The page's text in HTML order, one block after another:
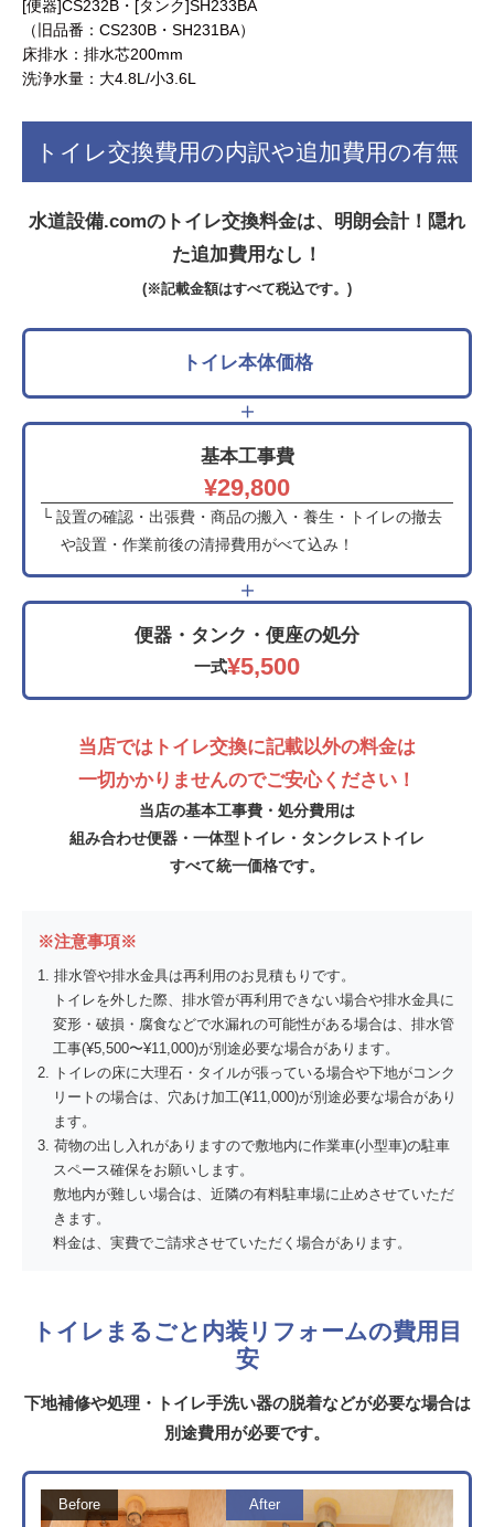
[便器]CS232B・[タンク]SH233BA
（旧品番：CS230B・SH231BA）
床排水：排水芯200mm
洗浄水量：大4.8L/小3.6L
トイレ交換費用の内訳や追加費用の有無
水道設備.comのトイレ交換料金は、明朗会計！隠れ
た追加費用なし！
(※記載金額はすべて税込です。)
トイレ本体価格
＋
基本工事費
¥29,800
└ 設置の確認・出張費・商品の搬入・養生・トイレの撤去
や設置・作業前後の清掃費用がべて込み！
＋
便器・タンク・便座の処分
一式¥5,500
当店ではトイレ交換に記載以外の料金は
一切かかりませんのでご安心ください！
当店の基本工事費・処分費用は
組み合わせ便器・一体型トイレ・タンクレストイレ
すべて統一価格です。
※注意事項※
排水管や排水金具は再利用のお見積もりです。
トイレを外した際、排水管が再利用できない場合や排水金具に
変形・破損・腐食などで水漏れの可能性がある場合は、排水管
工事(¥5,500〜¥11,000)が別途必要な場合があります。
トイレの床に大理石・タイルが張っている場合や下地がコンク
リートの場合は、穴あけ加工(¥11,000)が別途必要な場合があり
ます。
荷物の出し入れがありますので敷地内に作業車(小型車)の駐車
スペース確保をお願いします。
敷地内が難しい場合は、近隣の有料駐車場に止めさせていただ
きます。
料金は、実費でご請求させていただく場合があります。
トイレまるごと内装リフォームの費用目
安
下地補修や処理・トイレ手洗い器の脱着などが必要な場合は
別途費用が必要です。
Before After